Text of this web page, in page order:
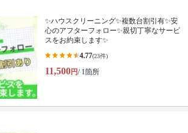
✨ハウスクリーニング✨複数台割引有✨安
心のアフターフォロー✨親切丁寧なサービ
スをお約束します✨
4.77(23件)
11,500円/ 1箇所